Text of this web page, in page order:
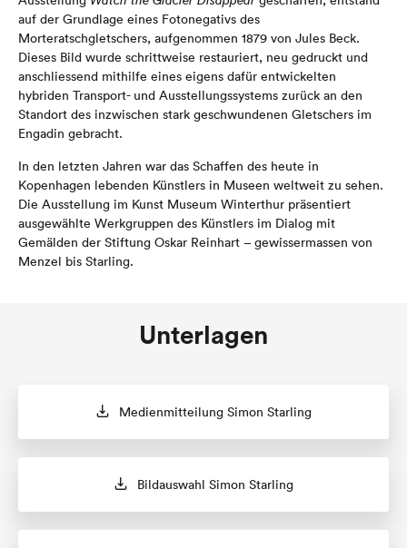
auf der Grundlage eines Fotonegativs des
Morteratschgletschers, aufgenommen 1879 von Jules Beck.
Dieses Bild wurde schrittweise restauriert, neu gedruckt und
anschliessend mithilfe eines eigens dafür entwickelten
hybriden Transport- und Ausstellungssystems zurück an den
Standort des inzwischen stark geschwundenen Gletschers im
Engadin gebracht.
In den letzten Jahren war das Schaffen des heute in
Kopenhagen lebenden Künstlers in Museen weltweit zu sehen.
Die Ausstellung im Kunst Museum Winterthur präsentiert
ausgewählte Werkgruppen des Künstlers im Dialog mit
Gemälden der Stiftung Oskar Reinhart – gewissermassen von
Menzel bis Starling.
Unterlagen
Medienmitteilung Simon Starling
Bildauswahl Simon Starling